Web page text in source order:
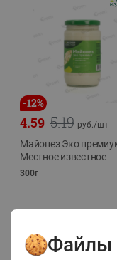
-12%
5.19
4.59 руб./шт
Майонез Эко
Местное известное
300г
Файлы